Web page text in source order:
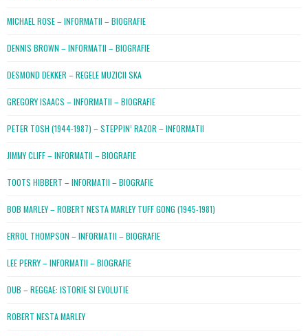
MICHAEL ROSE – INFORMATII – BIOGRAFIE
DENNIS BROWN – INFORMATII – BIOGRAFIE
DESMOND DEKKER – REGELE MUZICII SKA
GREGORY ISAACS – INFORMATII – BIOGRAFIE
PETER TOSH (1944-1987) – STEPPIN’ RAZOR – INFORMATII
JIMMY CLIFF – INFORMATII – BIOGRAFIE
TOOTS HIBBERT – INFORMATII – BIOGRAFIE
BOB MARLEY – ROBERT NESTA MARLEY TUFF GONG (1945-1981)
ERROL THOMPSON – INFORMATII – BIOGRAFIE
LEE PERRY – INFORMATII – BIOGRAFIE
DUB – REGGAE: ISTORIE SI EVOLUTIE
ROBERT NESTA MARLEY